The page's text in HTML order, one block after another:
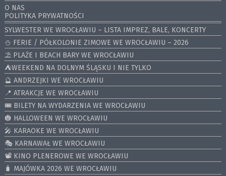
O NAS
POLITYKA PRYWATNOŚCI
SYLWESTER WE WROCŁAWIU – LISTA IMPREZ, BALE, KONCERTY
⛄️ FERIE / PÓŁKOLONIE ZIMOWE WE WROCŁAWIU – 2026
⛱️ PLAŻE I BEACH BARY WE WROCŁAWIU
⛺️WEEKEND NA DOLNYM ŚLĄSKU I NIE TYLKO
🔮 ANDRZEJKI WE WROCŁAWIU
📍 ATRAKCJE WE WROCŁAWIU
🎟️ BILETY NA WYDARZENIA WE WROCŁAWIU
🎃 HALLOWEEN WE WROCŁAWIU
🎤 KARAOKE WE WROCŁAWIU
🎭 KARNAWAŁ WE WROCŁAWIU
📽️ KINO PLENEROWE WE WROCŁAWIU
🧳 MAJÓWKA 2026 WE WROCŁAWIU